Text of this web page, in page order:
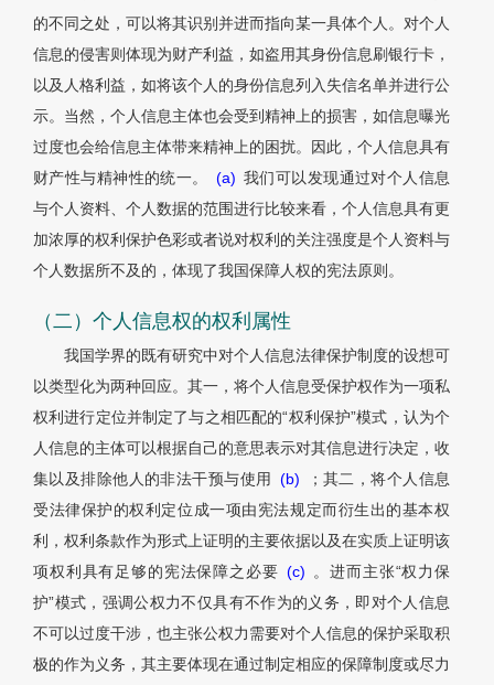
的不同之处，可以将其识别并进而指向某一具体个人。对个人
信息的侵害则体现为财产利益，如盗用其身份信息刷银行卡，
以及人格利益，如将该个人的身份信息列入失信名单并进行公
示。当然，个人信息主体也会受到精神上的损害，如信息曝光
过度也会给信息主体带来精神上的困扰。因此，个人信息具有
财产性与精神性的统一。
(a) 我们可以发现通过对个人信息
与个人资料、个人数据的范围进行比较来看，个人信息具有更
加浓厚的权利保护色彩或者说对权利的关注强度是个人资料与
个人数据所不及的，体现了我国保障人权的宪法原则。
（二）个人信息权的权利属性
我国学界的既有研究中对个人信息法律保护制度的设想可
以类型化为两种回应。其一，将个人信息受保护权作为一项私
权利进行定位并制定了与之相匹配的“权利保护”模式，认为个
人信息的主体可以根据自己的意思表示对其信息进行决定，收
集以及排除他人的非法干预与使用
(b)
；其二，将个人信息
受法律保护的权利定位成一项由宪法规定而衍生出的基本权
利，权利条款作为形式上证明的主要依据以及在实质上证明该
项权利具有足够的宪法保障之必要 (c) 。进而主张“权力保
护”模式，强调公权力不仅具有不作为的义务，即对个人信息
不可以过度干涉，也主张公权力需要对个人信息的保护采取积
极的作为义务，其主要体现在通过制定相应的保障制度或尽力